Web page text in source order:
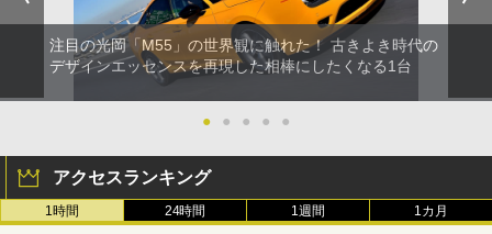
注目の光岡「M55」の世界観に触れた！ 古きよき時代の
デザインエッセンスを再現した相棒にしたくなる1台
● ● ● ● ●
アクセスランキング
1時間 24時間 1週間 1カ月